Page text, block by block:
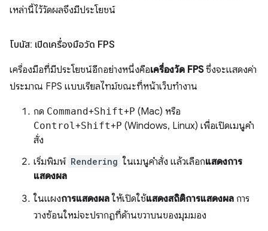
เหล่านี้ไว้วัดผลจึงมีประโยชน์
โบนัส: เปิดเครื่องมือวัด FPS
เครื่องมือที่มีประโยชน์อีกอย่างหนึ่งคือเครื่องวัด FPSซึ่งจะแสดงค่า
ประมาณ FPS แบบเรียลไทม์ขณะที่หน้าเว็บทำงาน
กด Command+Shift+P (Mac) หรือ
Control +Shift+P (Windows, Linux) เพื่อเปิดเมนูคำ
สั่ง
เริ่มพิมพ์ Rendering ในเมนูคำสั่ง แล้วเลือกแสดงการ
แสดงผล
ในแผงการแสดงผลให้เปิดใช้แสดงสถิติการแสดงผล การ
วางซ้อนใหม่จะปรากฏที่ด้านขวาบนของมุมมอง